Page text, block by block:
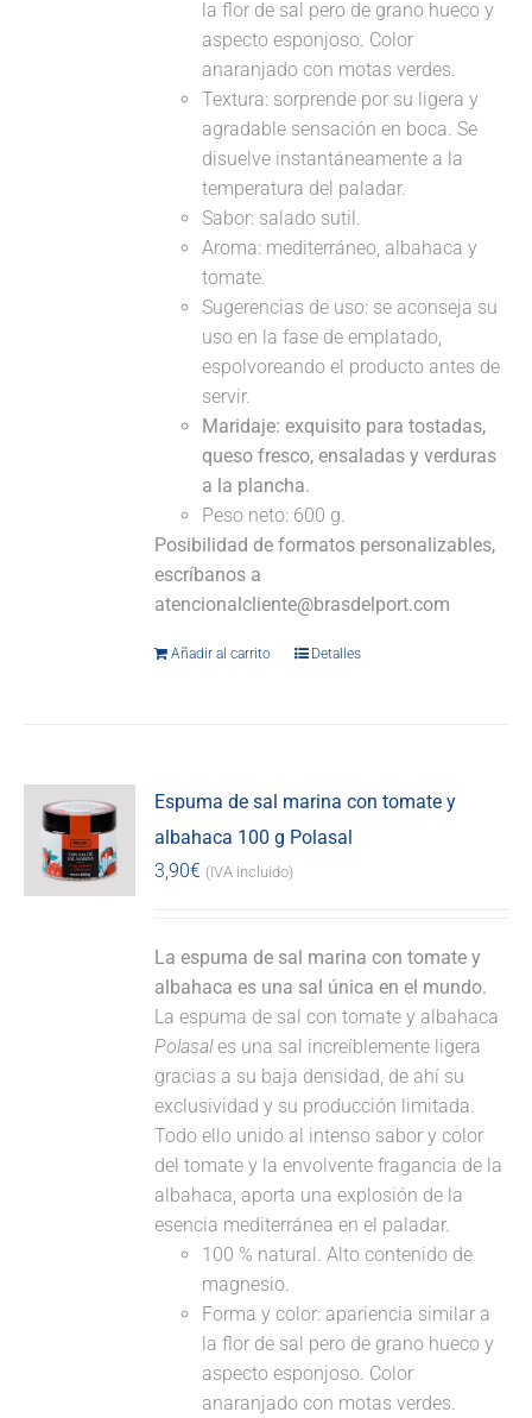
la flor de sal pero de grano hueco y
aspecto esponjoso. Color
anaranjado con motas verdes.
Textura: sorprende por su ligera y
agradable sensación en boca. Se
disuelve instantáneamente a la
temperatura del paladar.
Sabor: salado sutil.
Aroma: mediterráneo, albahaca y
tomate.
Sugerencias de uso: se aconseja su
uso en la fase de emplatado,
espolvoreando el producto antes de
servir.
Maridaje: exquisito para tostadas,
queso fresco, ensaladas y verduras
a la plancha.
Peso neto: 600 g.
Posibilidad de formatos personalizables,
escríbanos a
atencionalcliente@brasdelport.com
Añadir al carrito Detalles
Espuma de sal marina con tomate y
albahaca 100 g Polasal
3,90€ (IVA incluido)
La espuma de sal marina con tomate y
albahaca es una sal única en el mundo.
La espuma de sal con tomate y albahaca
Polasales una sal increíblemente ligera
gracias a su baja densidad, de ahí su
exclusividad y su producción limitada.
Todo ello unido al intenso sabor y color
del tomate y la envolvente fragancia de la
albahaca, aporta una explosión de la
esencia mediterránea en el paladar.
100 % natural. Alto contenido de
magnesio.
Forma y color: apariencia similar a
la flor de sal pero de grano hueco y
aspecto esponjoso. Color
anaranjado con motas verdes.